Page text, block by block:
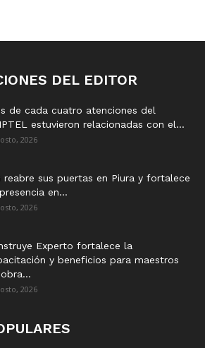
DEL EDITOR
de cada cuatro atenciones del
estuvieron relacionadas con el...
2026
reabre sus puertas en Piura y fortalece
en...
2026
Experto fortalece la
y beneficios para maestros
2026